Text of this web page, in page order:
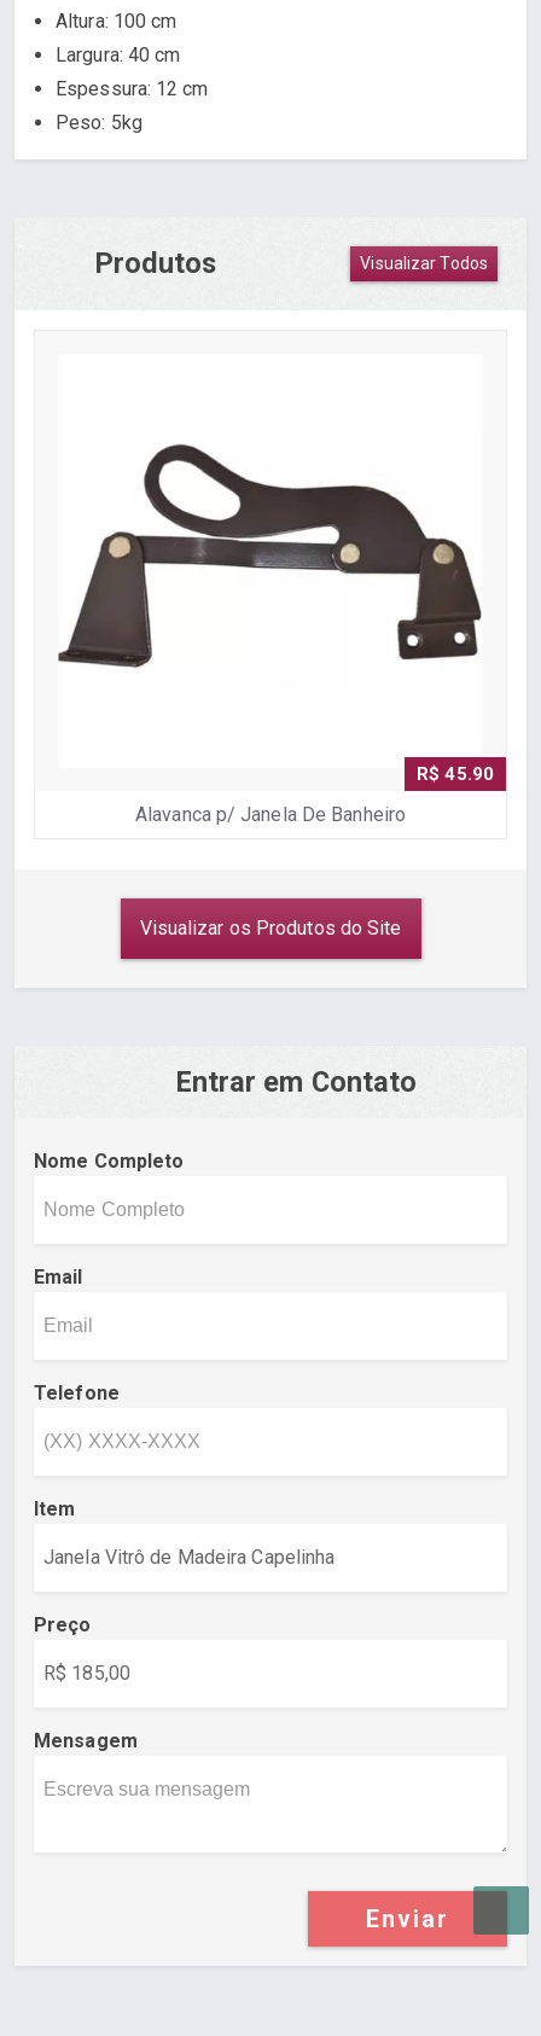
Altura: 100 cm
Largura: 40 cm
Espessura: 12 cm
Peso: 5kg
Produtos Visualizar Todos
R$ 45.90
Alavanca p/ Janela De Banheiro
Visualizar os Produtos do Site
Entrar em Contato
Nome Completo
Email
Telefone
Item
Preço
Mensagem
Enviar